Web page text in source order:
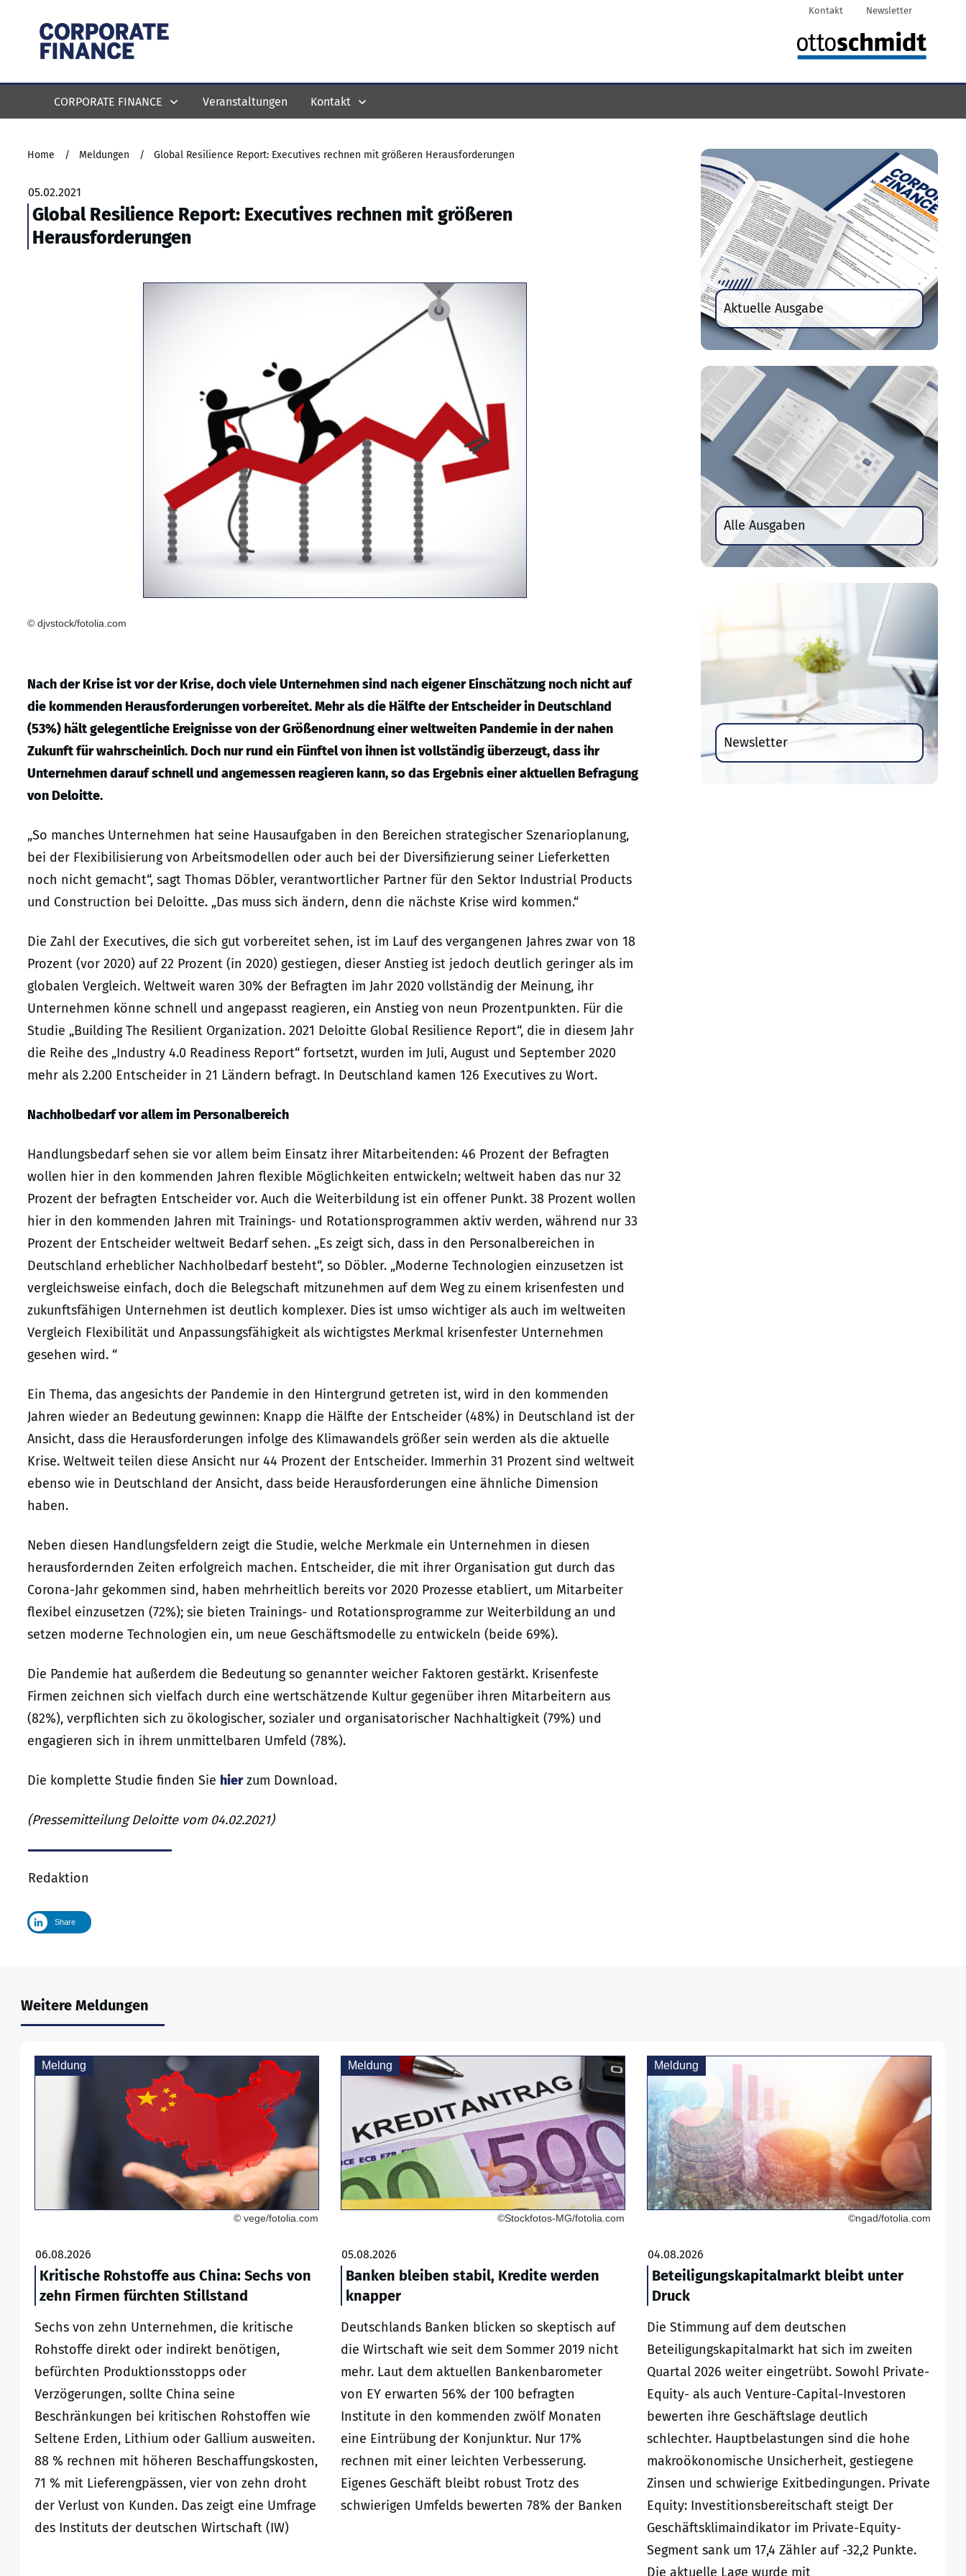
Kontakt Newsletter
CORPORATE FINANCE Veranstaltungen Kontakt
Home / Meldungen / Global Resilience Report: Executives rechnen mit größeren Herausforderungen
05.02.2021
Global Resilience Report: Executives rechnen mit größeren
Herausforderungen
© djvstock/fotolia.com
Nach der Krise ist vor der Krise, doch viele Unternehmen sind nach eigener Einschätzung noch nicht auf
die kommenden Herausforderungen vorbereitet. Mehr als die Hälfte der Entscheider in Deutschland
(53%) hält gelegentliche Ereignisse von der Größenordnung einer weltweiten Pandemie in der nahen
Zukunft für wahrscheinlich. Doch nur rund ein Fünftel von ihnen ist vollständig überzeugt, dass ihr
Unternehmen darauf schnell und angemessen reagieren kann, so das Ergebnis einer aktuellen Befragung
von Deloitte.
„So manches Unternehmen hat seine Hausaufgaben in den Bereichen strategischer Szenarioplanung,
bei der Flexibilisierung von Arbeitsmodellen oder auch bei der Diversifizierung seiner Lieferketten
noch nicht gemacht“, sagt Thomas Döbler, verantwortlicher Partner für den Sektor Industrial Products
und Construction bei Deloitte. „Das muss sich ändern, denn die nächste Krise wird kommen.“
Die Zahl der Executives, die sich gut vorbereitet sehen, ist im Lauf des vergangenen Jahres zwar von 18
Prozent (vor 2020) auf 22 Prozent (in 2020) gestiegen, dieser Anstieg ist jedoch deutlich geringer als im
globalen Vergleich. Weltweit waren 30% der Befragten im Jahr 2020 vollständig der Meinung, ihr
Unternehmen könne schnell und angepasst reagieren, ein Anstieg von neun Prozentpunkten. Für die
Studie „Building The Resilient Organization. 2021 Deloitte Global Resilience Report“, die in diesem Jahr
die Reihe des „Industry 4.0 Readiness Report“ fortsetzt, wurden im Juli, August und September 2020
mehr als 2.200 Entscheider in 21 Ländern befragt. In Deutschland kamen 126 Executives zu Wort.
Nachholbedarf vor allem im Personalbereich
Handlungsbedarf sehen sie vor allem beim Einsatz ihrer Mitarbeitenden: 46 Prozent der Befragten
wollen hier in den kommenden Jahren flexible Möglichkeiten entwickeln; weltweit haben das nur 32
Prozent der befragten Entscheider vor. Auch die Weiterbildung ist ein offener Punkt. 38 Prozent wollen
hier in den kommenden Jahren mit Trainings- und Rotationsprogrammen aktiv werden, während nur 33
Prozent der Entscheider weltweit Bedarf sehen. „Es zeigt sich, dass in den Personalbereichen in
Deutschland erheblicher Nachholbedarf besteht“, so Döbler. „Moderne Technologien einzusetzen ist
vergleichsweise einfach, doch die Belegschaft mitzunehmen auf dem Weg zu einem krisenfesten und
zukunftsfähigen Unternehmen ist deutlich komplexer. Dies ist umso wichtiger als auch im weltweiten
Vergleich Flexibilität und Anpassungsfähigkeit als wichtigstes Merkmal krisenfester Unternehmen
gesehen wird. “
Ein Thema, das angesichts der Pandemie in den Hintergrund getreten ist, wird in den kommenden
Jahren wieder an Bedeutung gewinnen: Knapp die Hälfte der Entscheider (48%) in Deutschland ist der
Ansicht, dass die Herausforderungen infolge des Klimawandels größer sein werden als die aktuelle
Krise. Weltweit teilen diese Ansicht nur 44 Prozent der Entscheider. Immerhin 31 Prozent sind weltweit
ebenso wie in Deutschland der Ansicht, dass beide Herausforderungen eine ähnliche Dimension
haben.
Neben diesen Handlungsfeldern zeigt die Studie, welche Merkmale ein Unternehmen in diesen
herausfordernden Zeiten erfolgreich machen. Entscheider, die mit ihrer Organisation gut durch das
Corona-Jahr gekommen sind, haben mehrheitlich bereits vor 2020 Prozesse etabliert, um Mitarbeiter
flexibel einzusetzen (72%); sie bieten Trainings- und Rotationsprogramme zur Weiterbildung an und
setzen moderne Technologien ein, um neue Geschäftsmodelle zu entwickeln (beide 69%).
Die Pandemie hat außerdem die Bedeutung so genannter weicher Faktoren gestärkt. Krisenfeste
Firmen zeichnen sich vielfach durch eine wertschätzende Kultur gegenüber ihren Mitarbeitern aus
(82%), verpflichten sich zu ökologischer, sozialer und organisatorischer Nachhaltigkeit (79%) und
engagieren sich in ihrem unmittelbaren Umfeld (78%).
Die komplette Studie finden Sie hierzum Download.
(Pressemitteilung Deloitte vom 04.02.2021)
Redaktion
Share
Aktuelle Ausgabe
Alle Ausgaben
Newsletter
Weitere Meldungen
Meldung
© vege/fotolia.com
06.08.2026
Kritische Rohstoffe aus China: Sechs von
zehn Firmen fürchten Stillstand
Sechs von zehn Unternehmen, die kritische
Rohstoffe direkt oder indirekt benötigen,
befürchten Produktionsstopps oder
Verzögerungen, sollte China seine
Beschränkungen bei kritischen Rohstoffen wie
Seltene Erden, Lithium oder Gallium ausweiten.
88 % rechnen mit höheren Beschaffungskosten,
71 % mit Lieferengpässen, vier von zehn droht
der Verlust von Kunden. Das zeigt eine Umfrage
des Instituts der deutschen Wirtschaft (IW)
Meldung
©Stockfotos-MG/fotolia.com
05.08.2026
Banken bleiben stabil, Kredite werden
knapper
Deutschlands Banken blicken so skeptisch auf
die Wirtschaft wie seit dem Sommer 2019 nicht
mehr. Laut dem aktuellen Bankenbarometer
von EY erwarten 56% der 100 befragten
Institute in den kommenden zwölf Monaten
eine Eintrübung der Konjunktur. Nur 17%
rechnen mit einer leichten Verbesserung.
Eigenes Geschäft bleibt robust Trotz des
schwierigen Umfelds bewerten 78% der Banken
Meldung
©ngad/fotolia.com
04.08.2026
Beteiligungskapitalmarkt bleibt unter
Druck
Die Stimmung auf dem deutschen
Beteiligungskapitalmarkt hat sich im zweiten
Quartal 2026 weiter eingetrübt. Sowohl Private-
Equity- als auch Venture-Capital-Investoren
bewerten ihre Geschäftslage deutlich
schlechter. Hauptbelastungen sind die hohe
makroökonomische Unsicherheit, gestiegene
Zinsen und schwierige Exitbedingungen. Private
Equity: Investitionsbereitschaft steigt Der
Geschäftsklimaindikator im Private-Equity-
Segment sank um 17,4 Zähler auf -32,2 Punkte.
Die aktuelle Lage wurde mit